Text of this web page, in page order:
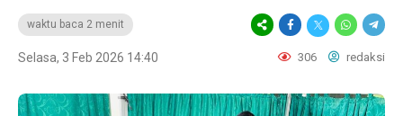
waktu baca 2 menit
Selasa, 3 Feb 2026 14:40 306 redaksi